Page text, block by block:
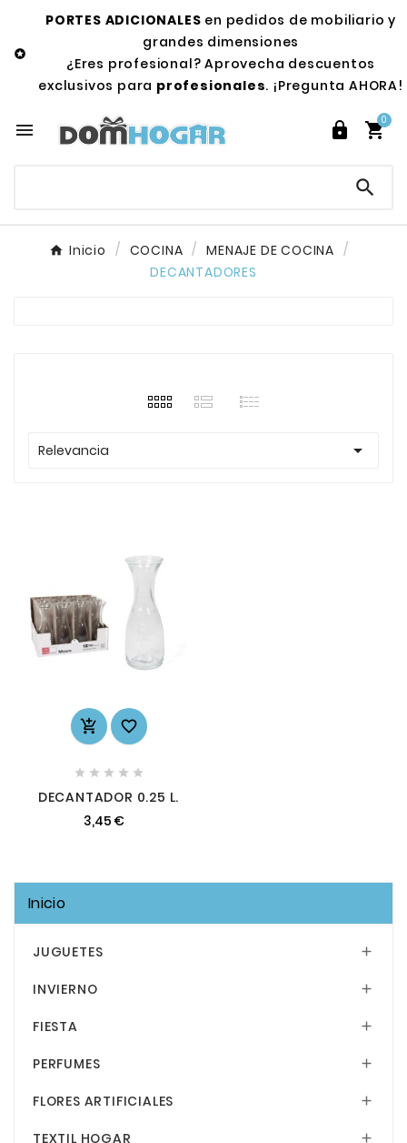

PORTES ADICIONALES en pedidos de mobiliario y
grandes dimensiones
¿Eres profesional? Aprovecha descuentos
exclusivos para profesionales. ¡Pregunta AHORA!
  
0

Inicio COCINA
MENAJE DE COCINA
DECANTADORES
Relevancia 
 
    
DECANTADOR 0.25 L.
3,45 €
Inicio
JUGUETES 
INVIERNO 
FIESTA 
PERFUMES 
FLORES ARTIFICIALES 
TEXTIL HOGAR 